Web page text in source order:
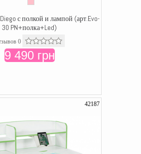
с полкой и лампой (арт.Evo-
30 PN+полка+Led)
0
9 490 грн
42187